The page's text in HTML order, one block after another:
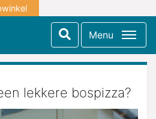
Menu
lekkere bospizza?